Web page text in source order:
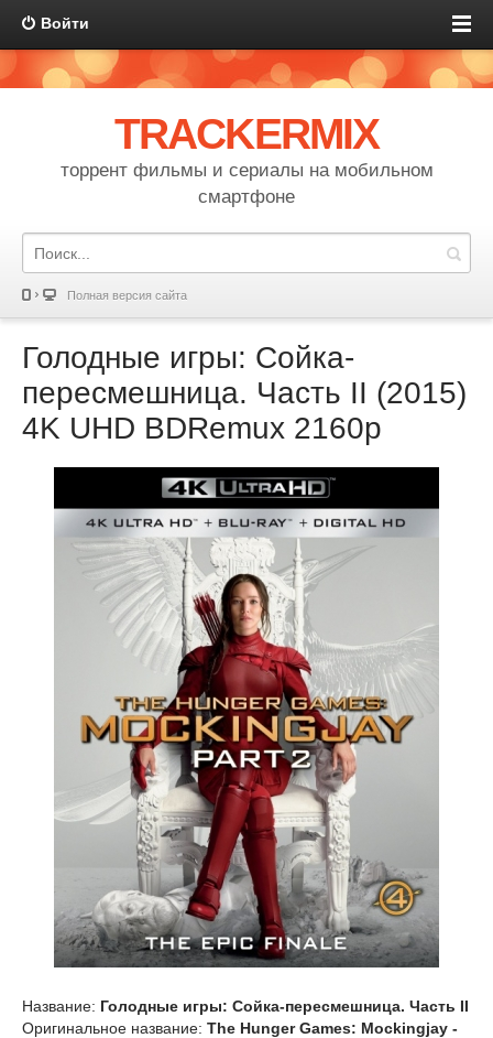
Войти
TRACKERMIX
торрент фильмы и сериалы на мобильном
смартфоне
Полная версия сайта
Голодные игры: Сойка-
пересмешница. Часть II (2015)
4K UHD BDRemux 2160p
Название: Голодные игры: Сойка-пересмешница. Часть II
Оригинальное название: The Hunger Games: Mockingjay -